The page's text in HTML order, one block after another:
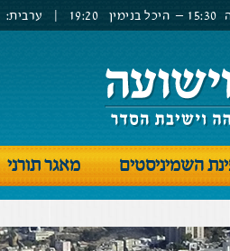
15:30 – היכל בנימין ערבית:
השמיניסטים מאגר תורני